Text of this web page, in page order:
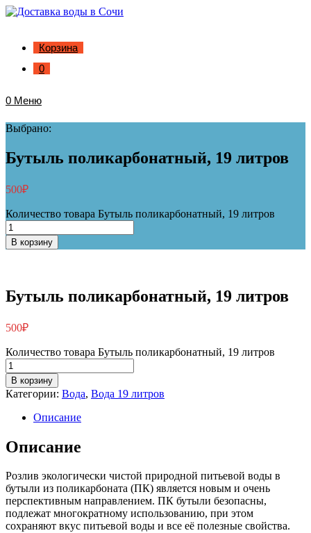
Корзина
0
0 Меню
Выбрано:
Бутыль поликарбонатный, 19 литров
500₽
Количество товара Бутыль поликарбонатный, 19 литров
В корзину
Бутыль поликарбонатный, 19 литров
500₽
Количество товара Бутыль поликарбонатный, 19 литров
В корзину
Категории: Вода, Вода 19 литров
Описание
Описание
Розлив экологически чистой природной питьевой воды в
бутыли из поликарбоната (ПК) является новым и очень
перспективным направлением. ПК бутыли безопасны,
подлежат многократному использованию, при этом
сохраняют вкус питьевой воды и все её полезные свойства.